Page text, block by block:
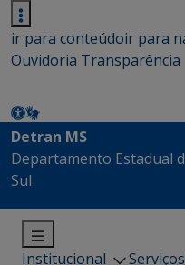
ir para conteúdoir para
Ouvidoria Transparência
Detran MS
Departamento Estadual
Sul
Institucional Serviços